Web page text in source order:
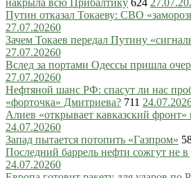
Путин отказал Токаеву: СВО
27.07.20260
Зачем Токаев передал Путину
27.07.20260
Вслед за портами Одессы пришла
27.07.20260
Нефтяной шанс РФ: спасут ли нас
«форточка» Дмитриева? 711
Алиев «открывает кавказский фронт»
24.07.20260
Запад пытается потопить «Газпром»
Последний баррель нефти сожгут не в
24.07.20260